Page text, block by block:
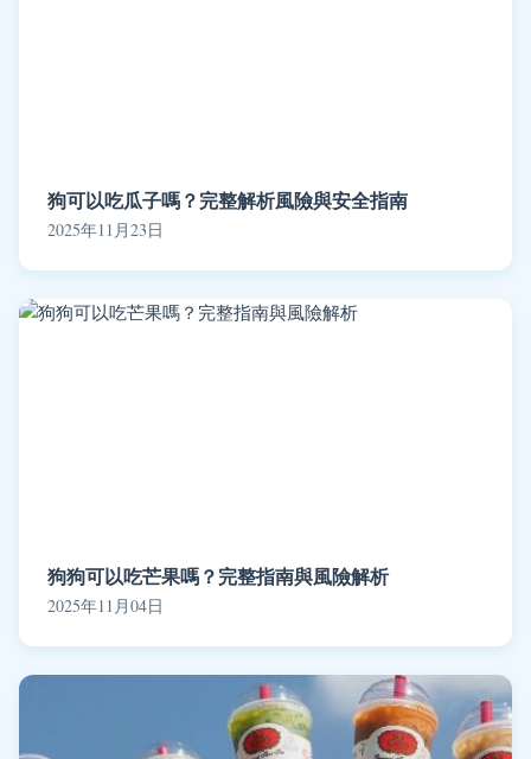
狗可以吃瓜子嗎？完整解析風險與安全指南
2025年11月23日
狗狗可以吃芒果嗎？完整指南與風險解析
2025年11月04日